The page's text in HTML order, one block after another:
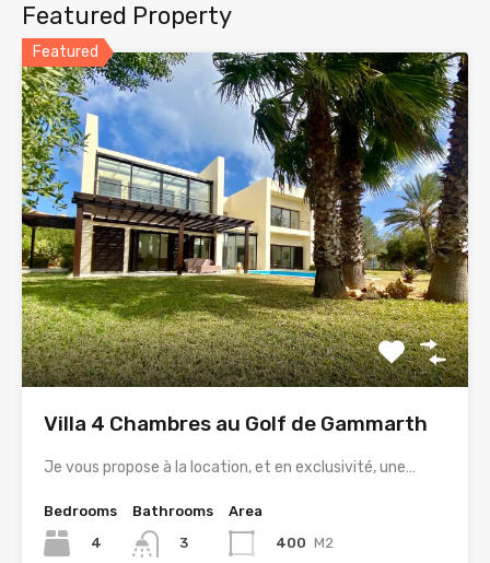
Featured Property
Featured
Villa 4 Chambres au Golf de Gammarth
Je vous propose à la location, et en exclusivité, une…
Bedrooms
4
Bathrooms
3
Area
400 M2